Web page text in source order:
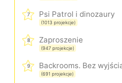
7 Psi Patrol i dinozaury
(1013 projekcje)
8 Zaproszenie
(947 projekcje)
9
(691 projekcje)